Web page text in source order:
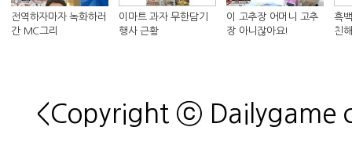
전역하자마자 녹화하러
간 MC그리
이마트 과자 무한담기
행사 근황
이 고추장 어머니 고추
장 아니잖아요!
흑
친
<Copyright ⓒ Dailygame